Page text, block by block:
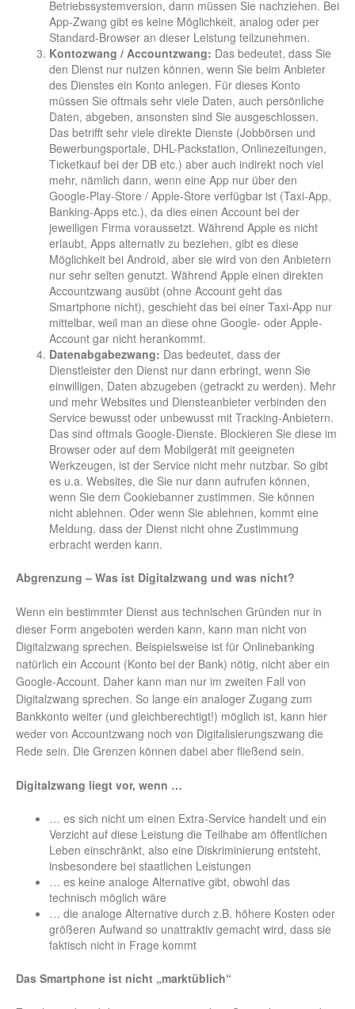
Betriebssystemversion, dann müssen Sie nachziehen. Bei
App-Zwang gibt es keine Möglichkeit, analog oder per
Standard-Browser an dieser Leistung teilzunehmen.
Kontozwang / Accountzwang: Das bedeutet, dass Sie
den Dienst nur nutzen können, wenn Sie beim Anbieter
des Dienstes ein Konto anlegen. Für dieses Konto
müssen Sie oftmals sehr viele Daten, auch persönliche
Daten, abgeben, ansonsten sind Sie ausgeschlossen.
Das betrifft sehr viele direkte Dienste (Jobbörsen und
Bewerbungsportale, DHL-Packstation, Onlinezeitungen,
Ticketkauf bei der DB etc.) aber auch indirekt noch viel
mehr, nämlich dann, wenn eine App nur über den
Google-Play-Store / Apple-Store verfügbar ist (Taxi-App,
Banking-Apps etc.), da dies einen Account bei der
jeweiligen Firma voraussetzt. Während Apple es nicht
erlaubt, Apps alternativ zu beziehen, gibt es diese
Möglichkeit bei Android, aber sie wird von den Anbietern
nur sehr selten genutzt. Während Apple einen direkten
Accountzwang ausübt (ohne Account geht das
Smartphone nicht), geschieht das bei einer Taxi-App nur
mittelbar, weil man an diese ohne Google- oder Apple-
Account gar nicht herankommt.
Datenabgabezwang: Das bedeutet, dass der
Dienstleister den Dienst nur dann erbringt, wenn Sie
einwilligen, Daten abzugeben (getrackt zu werden). Mehr
und mehr Websites und Diensteanbieter verbinden den
Service bewusst oder unbewusst mit Tracking-Anbietern.
Das sind oftmals Google-Dienste. Blockieren Sie diese im
Browser oder auf dem Mobilgerät mit geeigneten
Werkzeugen, ist der Service nicht mehr nutzbar. So gibt
es u.a. Websites, die Sie nur dann aufrufen können,
wenn Sie dem Cookiebanner zustimmen. Sie können
nicht ablehnen. Oder wenn Sie ablehnen, kommt eine
Meldung, dass der Dienst nicht ohne Zustimmung
erbracht werden kann.
Abgrenzung – Was ist Digitalzwang und was nicht?
Wenn ein bestimmter Dienst aus technischen Gründen nur in
dieser Form angeboten werden kann, kann man nicht von
Digitalzwang sprechen. Beispielsweise ist für Onlinebanking
natürlich ein Account (Konto bei der Bank) nötig, nicht aber ein
Google-Account. Daher kann man nur im zweiten Fall von
Digitalzwang sprechen. So lange ein analoger Zugang zum
Bankkonto weiter (und gleichberechtigt!) möglich ist, kann hier
weder von Accountzwang noch von Digitalisierungszwang die
Rede sein. Die Grenzen können dabei aber fließend sein.
Digitalzwang liegt vor, wenn …
… es sich nicht um einen Extra-Service handelt und ein
Verzicht auf diese Leistung die Teilhabe am öffentlichen
Leben einschränkt, also eine Diskriminierung entsteht,
insbesondere bei staatlichen Leistungen
… es keine analoge Alternative gibt, obwohl das
technisch möglich wäre
… die analoge Alternative durch z.B. höhere Kosten oder
größeren Aufwand so unattraktiv gemacht wird, dass sie
faktisch nicht in Frage kommt
Das Smartphone ist nicht „marktüblich“